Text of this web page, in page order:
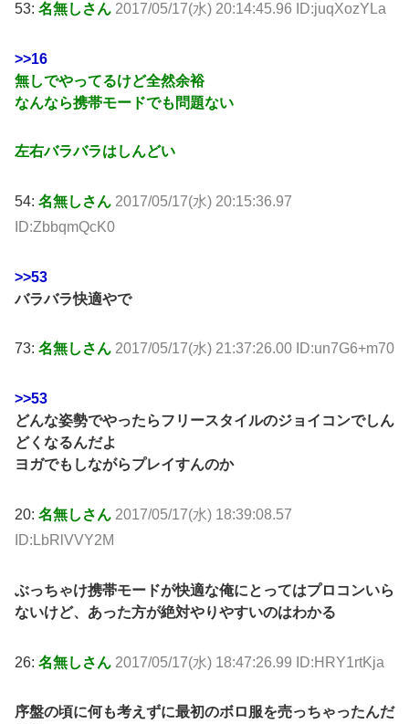
53: 名無しさん 2017/05/17(水) 20:14:45.96 ID:juqXozYLa
>>16
無しでやってるけど全然余裕
なんなら携帯モードでも問題ない
左右バラバラはしんどい
54: 名無しさん 2017/05/17(水) 20:15:36.97
ID:ZbbqmQcK0
>>53
バラバラ快適やで
73: 名無しさん 2017/05/17(水) 21:37:26.00 ID:un7G6+m70
>>53
どんな姿勢でやったらフリースタイルのジョイコンでしん
どくなるんだよ
ヨガでもしながらプレイすんのか
20: 名無しさん 2017/05/17(水) 18:39:08.57
ID:LbRlVVY2M
ぶっちゃけ携帯モードが快適な俺にとってはプロコンいら
ないけど、あった方が絶対やりやすいのはわかる
26: 名無しさん 2017/05/17(水) 18:47:26.99 ID:HRY1rtKja
序盤の頃に何も考えずに最初のボロ服を売っちゃったんだ